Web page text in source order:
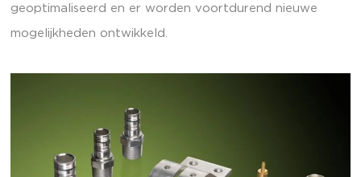
geoptimaliseerd en er worden voortdurend nieuwe
mogelijkheden ontwikkeld.